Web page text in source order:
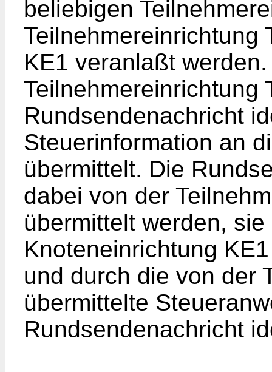
beliebigen
Teilnehmereinrichtung
KE1 veranlaßt
Teilnehmereinrichtung
Rundsendenachricht
Steuerinformation an
übermittelt. Die
dabei von der
übermittelt werden,
Knoteneinrichtung
und durch die von der
übermittelte
Rundsendenachricht